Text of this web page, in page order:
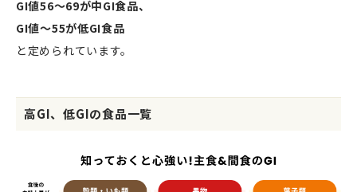
GI値56～69が中GI食品、
GI値～55が低GI食品
と定められています。
高GI、低GIの食品一覧